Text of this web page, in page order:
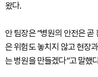
왔다.
안 팀장은 “병원의 안전은
은 위험도 놓치지 않고 현장
는 병원을 만들겠다”고 말했